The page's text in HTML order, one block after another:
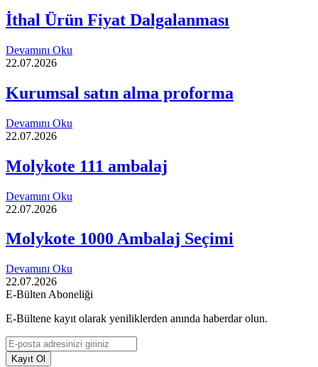
İthal Ürün Fiyat Dalgalanması
Devamını Oku
22.07.2026
Kurumsal satın alma proforma
Devamını Oku
22.07.2026
Molykote 111 ambalaj
Devamını Oku
22.07.2026
Molykote 1000 Ambalaj Seçimi
Devamını Oku
22.07.2026
E-Bülten Aboneliği
E-Bültene kayıt olarak yeniliklerden anında haberdar olun.
Kayıt Ol